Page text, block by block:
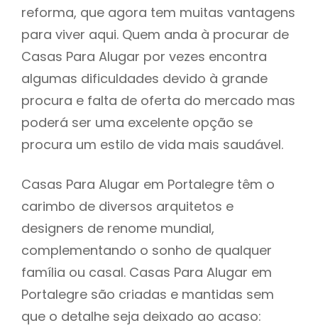
reforma, que agora tem muitas vantagens
para viver aqui. Quem anda à procurar de
Casas Para Alugar por vezes encontra
algumas dificuldades devido à grande
procura e falta de oferta do mercado mas
poderá ser uma excelente opção se
procura um estilo de vida mais saudável.
Casas Para Alugar em Portalegre têm o
carimbo de diversos arquitetos e
designers de renome mundial,
complementando o sonho de qualquer
família ou casal. Casas Para Alugar em
Portalegre são criadas e mantidas sem
que o detalhe seja deixado ao acaso: